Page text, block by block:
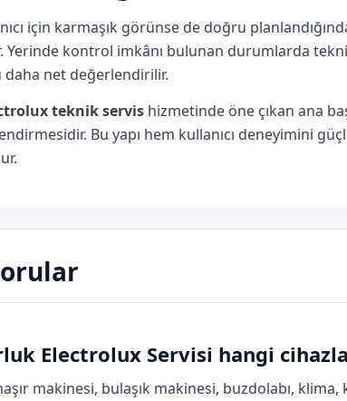
için karmaşık görünse de doğru
Yerinde kontrol imkânı bulunan durumlarda
daha net değerlendirilir.
teknik servis hizmetinde öne çıkan ana
Bu yapı hem kullanıcı deneyimini
Electrolux Servisi hangi
makinesi, bulaşık makinesi, buzdolabı,